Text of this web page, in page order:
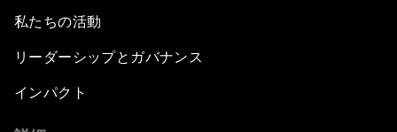
私たちの活動
リーダーシップとガバナンス
インパクト